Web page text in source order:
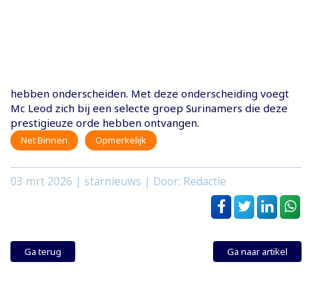
hebben onderscheiden. Met deze onderscheiding voegt
Mc Leod zich bij een selecte groep Surinamers die deze
prestigieuze orde hebben ontvangen.
Net Binnen Opmerkelijk
03 mrt 2026 | starnieuws | Door: Redactie
Ga terug Ga naar artikel